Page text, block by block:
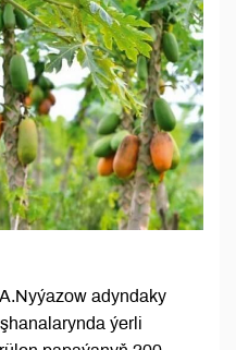
adyndaky
ýerli